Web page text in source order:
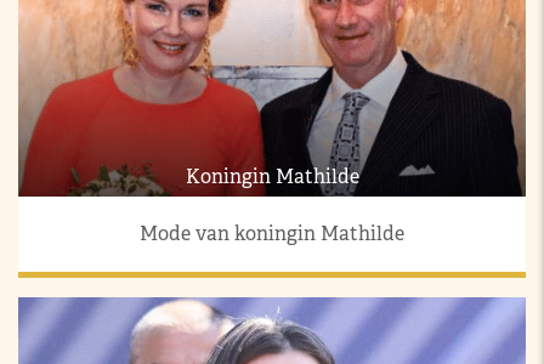
Koningin Mathilde
Mode van koningin Mathilde